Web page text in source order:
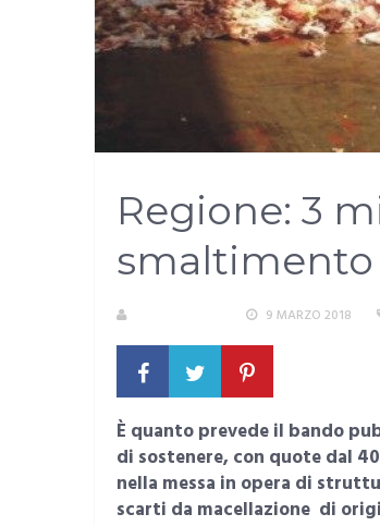
Regione: 3
smaltimento
9 MARZO 2018
È quanto prevede il bando
di sostenere, con quote dal
nella messa in opera di
scarti da macellazione di